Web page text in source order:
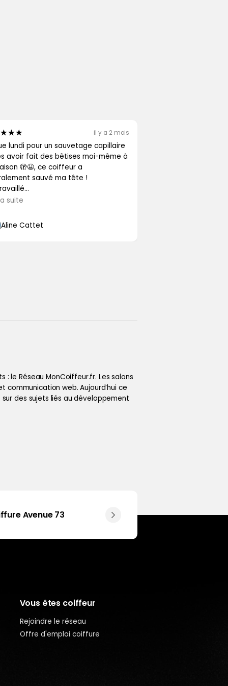
Aline Cattet
lundi pour un sauvetage capillaire
avoir fait des bêtises moi-même à
🫣😬, ce coiffeur a
sauvé ma tête !
suite
il y a 2 mois
le Réseau MonCoiffeur.fr. Les salons
web. Aujourd’hui ce
des sujets liés au développement
Avenue 73
Vous êtes coiffeur
Rejoindre le réseau
Offre d'emploi coiffure